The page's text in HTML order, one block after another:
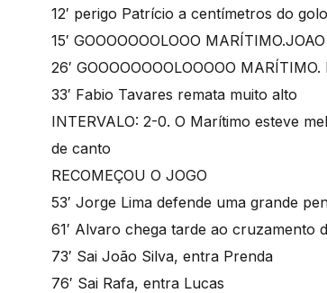
12′ perigo Patrício a centímetros do
15′ GOOOOOOOLOOO
26′ GOOOOOOOOLOOOOO
33′ Fabio Tavares remata muito alto
INTERVALO: 2-0. O Marítimo esteve
de canto
RECOMEÇOU O JOGO
53′ Jorge Lima defende uma grande
61′ Alvaro chega tarde ao cruzamento
73′ Sai João Silva, entra Prenda
76′ Sai Rafa, entra Lucas